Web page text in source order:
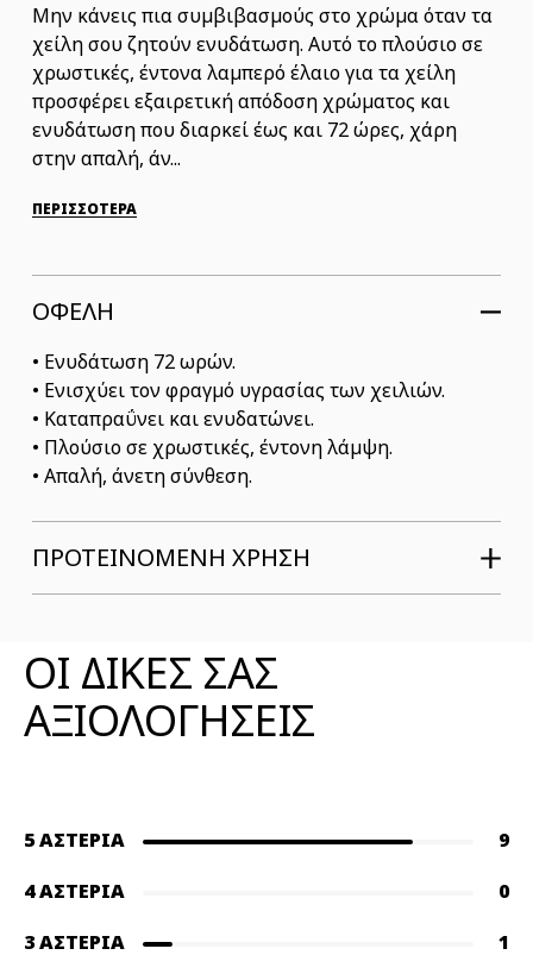
Μην κάνεις πια συμβιβασμούς στο χρώμα όταν τα
χείλη σου ζητούν ενυδάτωση. Αυτό το πλούσιο σε
χρωστικές, έντονα λαμπερό έλαιο για τα χείλη
προσφέρει εξαιρετική απόδοση χρώματος και
ενυδάτωση που διαρκεί έως και 72 ώρες, χάρη
στην απαλή, άν...
ΠΕΡΙΣΣΟΤΕΡΑ
ΟΦΕΛΗ
• Ενυδάτωση 72 ωρών.
• Ενισχύει τον φραγμό υγρασίας των χειλιών.
• Καταπραΰνει και ενυδατώνει.
• Πλούσιο σε χρωστικές, έντονη λάμψη.
• Απαλή, άνετη σύνθεση.
ΠΡΟΤΕΙΝΟΜΕΝΗ ΧΡΗΣΗ
ΟΙ ΔΙΚΕΣ ΣΑΣ
ΑΞΙΟΛΟΓΗΣΕΙΣ
5 ΑΣΤΈΡΙΑ
9
4 ΑΣΤΈΡΙΑ
0
3 ΑΣΤΈΡΙΑ
1